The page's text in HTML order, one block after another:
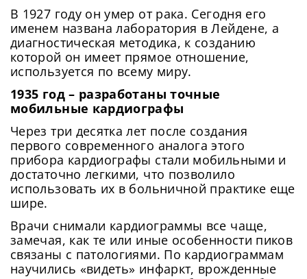
В 1927 году он умер от рака. Сегодня его
именем названа лаборатория в Лейдене, а
диагностическая методика, к созданию
которой он имеет прямое отношение,
используется по всему миру.
1935 год – разработаны точные
мобильные кардиографы
Через три десятка лет после создания
первого современного аналога этого
прибора кардиографы стали мобильными и
достаточно легкими, что позволило
использовать их в больничной практике еще
шире.
Врачи снимали кардиограммы все чаще,
замечая, как те или иные особенности пиков
связаны с патологиями. По кардиограммам
научились «видеть» инфаркт, врожденные